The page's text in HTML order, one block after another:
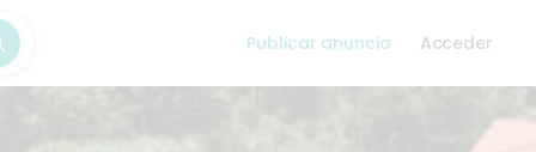
Publicar anuncio Acceder